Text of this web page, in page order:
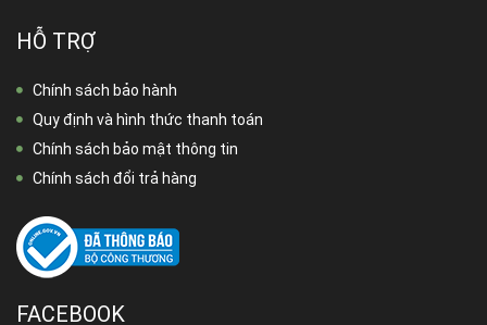
HỖ TRỢ
Chính sách bảo hành
Quy định và hình thức thanh toán
Chính sách bảo mật thông tin
Chính sách đổi trả hàng
FACEBOOK